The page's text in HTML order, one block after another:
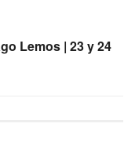
Lemos | 23 y 24